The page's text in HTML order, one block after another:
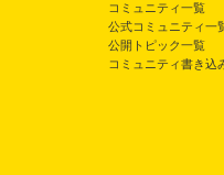
コミュニティ一覧
公式コミュニティ一
公開トピック一覧
コミュニティ書き込